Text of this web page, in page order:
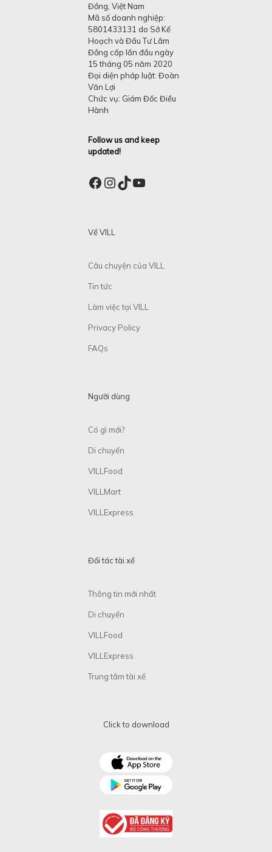
Đồng, Việt Nam
Mã số doanh nghiệp:
5801433131 do Sở Kế
Hoạch và Đầu Tư Lâm
Đồng cấp lần đầu ngày
15 tháng 05 năm 2020
Đại diện pháp luật: Đoàn
Văn Lợi
Chức vụ: Giám Đốc Điều
Hành
Follow us and keep
updated!
Facebook
Instagram
TikTok
YouTube
Về VILL
Câu chuyện của VILL
Tin tức
Làm việc tại VILL
Privacy Policy
FAQs
Người dùng
Có gì mới?
Di chuyển
VILLFood
VILLMart
VILLExpress
Đối tác tài xế
Thông tin mới nhất
Di chuyển
VILLFood
VILLExpress
Trung tâm tài xế
Click to download